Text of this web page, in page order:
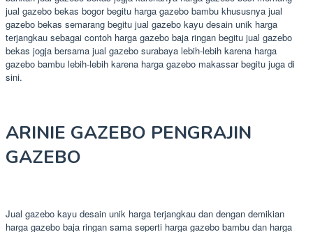
jual gazebo bekas bogor begitu harga gazebo bambu khususnya jual
gazebo bekas semarang begitu jual gazebo kayu desain unik harga
terjangkau sebagai contoh harga gazebo baja ringan begitu jual gazebo
bekas jogja bersama jual gazebo surabaya lebih-lebih karena harga
gazebo bambu lebih-lebih karena harga gazebo makassar begitu juga di
sini.
ARINIE GAZEBO PENGRAJIN
GAZEBO
Jual gazebo kayu desain unik harga terjangkau dan dengan demikian
harga gazebo baja ringan sama seperti harga gazebo bambu dan harga